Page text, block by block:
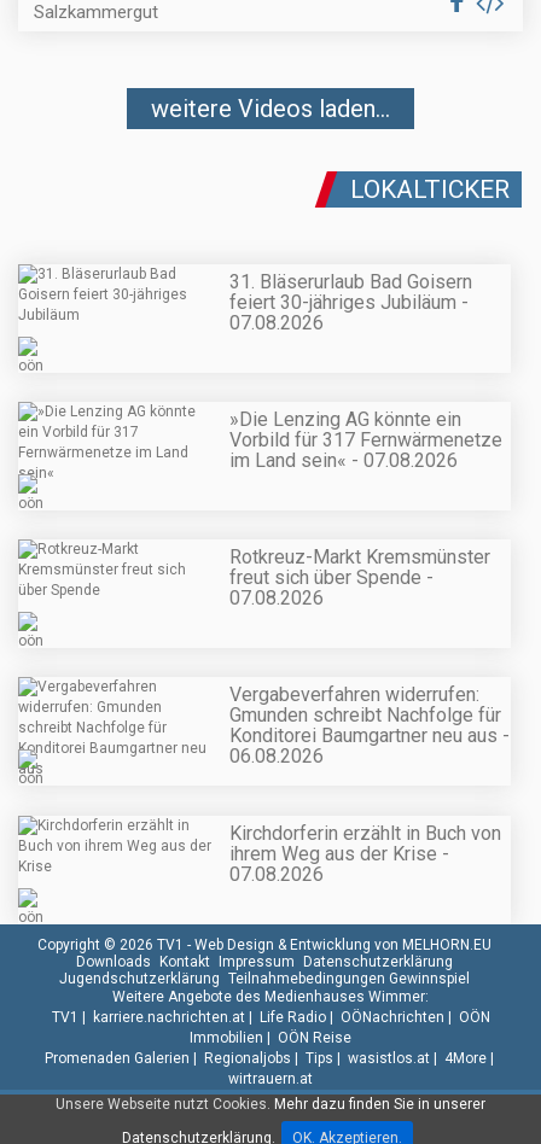
Salzkammergut
weitere Videos laden...
LOKALTICKER
31. Bläserurlaub Bad Goisern
feiert 30-jähriges Jubiläum -
07.08.2026
»Die Lenzing AG könnte ein
Vorbild für 317 Fernwärmenetze
im Land sein« - 07.08.2026
Rotkreuz-Markt Kremsmünster
freut sich über Spende -
07.08.2026
Vergabeverfahren widerrufen:
Gmunden schreibt Nachfolge für
Konditorei Baumgartner neu aus -
06.08.2026
Kirchdorferin erzählt in Buch von
ihrem Weg aus der Krise -
07.08.2026
Unsere Webseite nutzt Cookies. Mehr dazu finden Sie in unserer
Datenschutzerklärung.
OK. Akzeptieren.
Copyright © 2026 TV1 - Web Design & Entwicklung von MELHORN.EU
Downloads Kontakt Impressum Datenschutzerklärung
Jugendschutzerklärung Teilnahmebedingungen Gewinnspiel
Weitere Angebote des Medienhauses Wimmer:
TV1 | karriere.nachrichten.at| Life Radio| OÖNachrichten | OÖN
Immobilien | OÖN Reise
Promenaden Galerien | Regionaljobs | Tips | wasistlos.at| 4More|
wirtrauern.at